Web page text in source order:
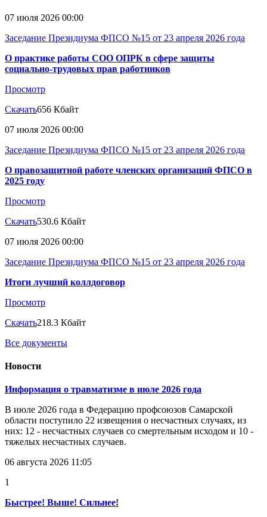
07 июля 2026 00:00
Заседание Президиума ФПСО №15 от 23 апреля 2026 года
О практике работы СОО ОПРК в сфере защиты
социально-трудовых прав работников
Просмотр
Скачать656 Кбайт
07 июля 2026 00:00
Заседание Президиума ФПСО №15 от 23 апреля 2026 года
О правозащитной работе членских организаций ФПСО в
2025 году
Просмотр
Скачать530.6 Кбайт
07 июля 2026 00:00
Заседание Президиума ФПСО №15 от 23 апреля 2026 года
Итоги лучший коллдоговор
Просмотр
Скачать218.3 Кбайт
Все документы
Новости
Информация о травматизме в июле 2026 года
В июле 2026 года в Федерацию профсоюзов Самарской
области поступило 22 извещения о несчастных случаях, из
них: 12 - несчастных случаев со смертельным исходом и 10 -
тяжелых несчастных случаев.
06 августа 2026 11:05
1
Быстрее! Выше! Сильнее!